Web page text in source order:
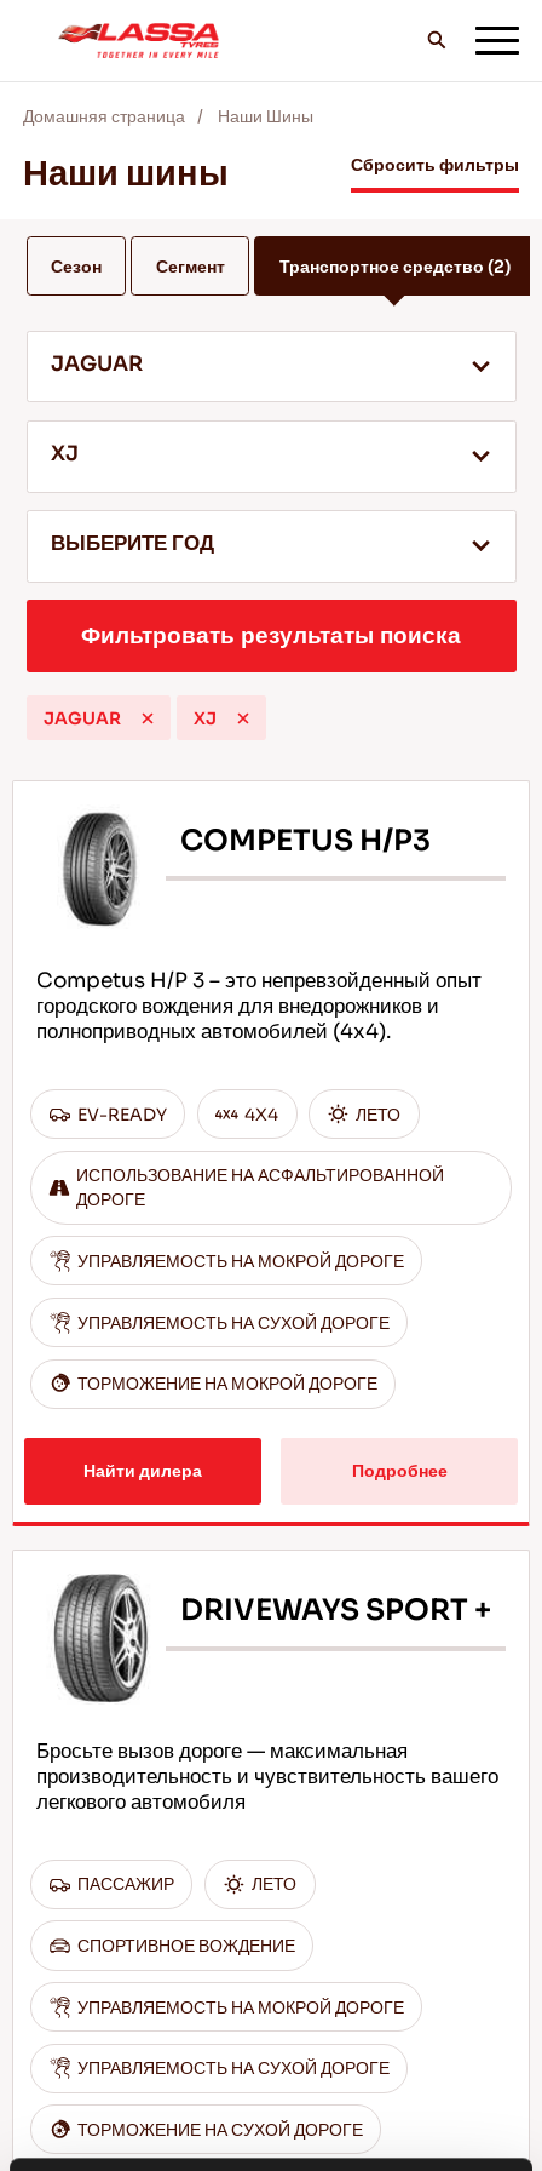
ВCE шины LASSA
БЛОГ И ВИДЕО
ОБСЛУЖИВАНИЕ И ПОМОЩЬ
Советы по вождению по снегу
Подробнее
Домашняя страница Наши Шины
Наши шины Сбросить фильтры
Сезон Сегмент Транспортное средство (2)
JAGUAR
XJ
ВЫБЕРИТЕ ГОД
Фильтровать результаты поиска
JAGUAR XJ
COMPETUS H/P3
Competus H/P 3 – это непревзойденный опыт
городского вождения для внедорожников и
полноприводных автомобилей (4x4).
EV-READY 4X4 ЛЕТО
ИСПОЛЬЗОВАНИЕ НА АСФАЛЬТИРОВАННОЙ
ДОРОГЕ
УПРАВЛЯЕМОСТЬ НА МОКРОЙ ДОРОГЕ
УПРАВЛЯЕМОСТЬ НА СУХОЙ ДОРОГЕ
ТОРМОЖЕНИЕ НА МОКРОЙ ДОРОГЕ
Найти дилера Подробнее
DRIVEWAYS SPORT +
Бросьте вызов дороге — максимальная
производительность и чувствительность вашего
легкового автомобиля
ПАССАЖИР ЛЕТО
СПОРТИВНОЕ ВОЖДЕНИЕ
УПРАВЛЯЕМОСТЬ НА МОКРОЙ ДОРОГЕ
УПРАВЛЯЕМОСТЬ НА СУХОЙ ДОРОГЕ
ТОРМОЖЕНИЕ НА СУХОЙ ДОРОГЕ